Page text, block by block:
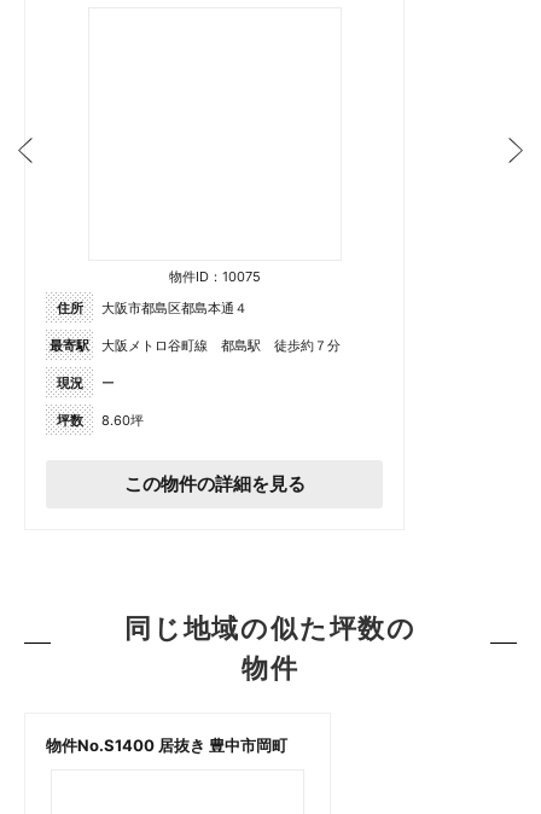
物件ID：10075
住所
大阪市都島区都島本通４
最寄駅 大阪メトロ谷町線 都島駅 徒歩約７分
現況 ー
坪数 8.60坪
この物件の詳細を見る
同じ地域の似た坪数の
物件
物件No.S1400 居抜き 豊中市岡町